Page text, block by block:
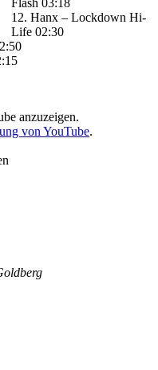
Flash 03:18
12. Hanx – Lockdown Hi-
Life 02:30
anzuzeigen.
von YouTube.